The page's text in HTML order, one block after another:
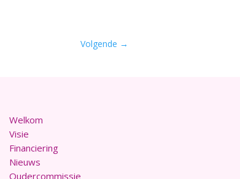
Volgende →
Welkom
Visie
Financiering
Nieuws
Oudercommissie